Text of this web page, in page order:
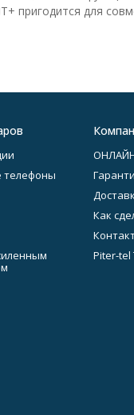
пригодится для
Как
Piter-tel